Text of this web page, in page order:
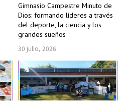
Gimnasio Campestre Minuto de
Dios: formando líderes a través
del deporte, la ciencia y los
grandes sueños
30 julio, 2026